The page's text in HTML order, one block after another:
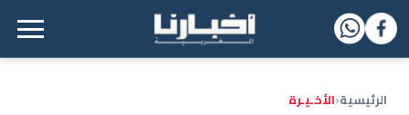
القائمة الرئيسية
الرئيسية‹الأخـيـرة